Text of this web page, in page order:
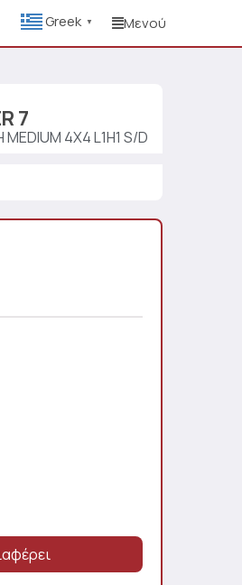
Greek ▼ Μενού
7
MEDIUM 4X4 L1H1 S/D